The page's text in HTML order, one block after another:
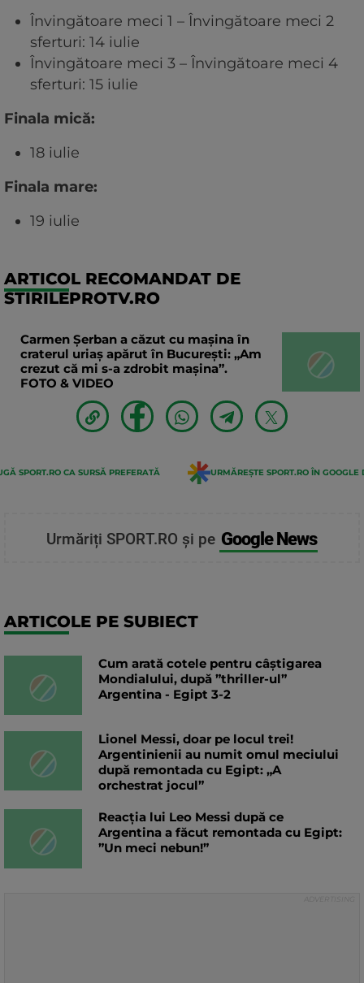
Învingătoare meci 1 – Învingătoare meci 2
sferturi: 14 iulie
Învingătoare meci 3 – Învingătoare meci 4
sferturi: 15 iulie
Finala mică:
18 iulie
Finala mare:
19 iulie
ARTICOL RECOMANDAT DE
STIRILEPROTV.RO
Carmen Șerban a căzut cu mașina în
craterul uriaș apărut în București: „Am
crezut că mi s-a zdrobit mașina”.
FOTO & VIDEO
SPORT.RO CA SURSĂ PREFERATĂ URMĂREȘTE SPORT.RO ÎN GOOGLE
Urmăriți SPORT.RO și pe Google News
ARTICOLE PE SUBIECT
Cum arată cotele pentru câștigarea
Mondialului, după ”thriller-ul”
Argentina - Egipt 3-2
Lionel Messi, doar pe locul trei!
Argentinienii au numit omul meciului
după remontada cu Egipt: „A
orchestrat jocul”
Reacția lui Leo Messi după ce
Argentina a făcut remontada cu Egipt:
”Un meci nebun!”